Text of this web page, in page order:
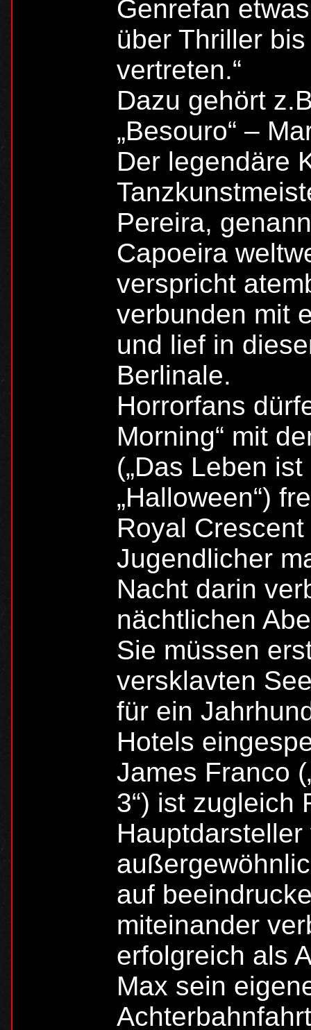
Genrefan
über Thriller
vertreten.“
Dazu gehört
„Besouro“ –
Der legendäre
Pereira,
Capoeira
verspricht
verbunden mit
und lief in
Berlinale.
Horrorfans
Morning“ mit
(„Das Leben ist
„Halloween“)
Royal
Jugendlicher
Nacht darin
nächtlichen
Sie müssen
versklavten
für ein
Hotels
James Franco
3“) ist zugleich
Hauptdarsteller
auf
miteinander
erfolgreich als
Max sein